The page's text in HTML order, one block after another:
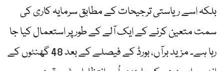
بلکہ اسے ریاستی ترجیحات کے مطابق سرمایہ کاری کی
سمت متعین کرنے کے ایک آلے کے طور پر استعمال کیا جا
رہا ہے۔ مزید برآں، بورڈ کے فیصلے کے بعد 48 گھنٹوں کے